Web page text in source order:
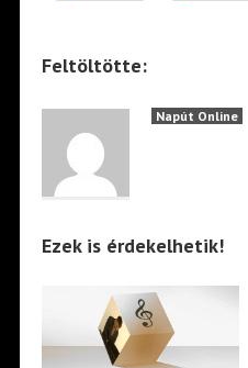
Feltöltötte:
Napút Online
Ezek is érdekelhetik!